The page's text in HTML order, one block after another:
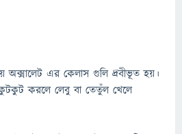
অক্সালেট এর কেলাস গুলি দ্রবীভূত হয়।
করলে লেবু বা তেতুঁল খেলে